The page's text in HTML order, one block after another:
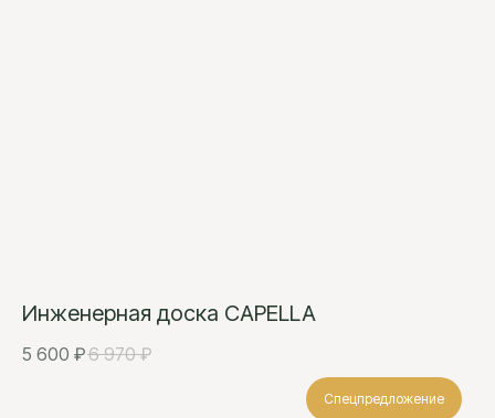
Инженерная доска CAPELLA
5 600 ₽6 970 ₽
Спецпредложение